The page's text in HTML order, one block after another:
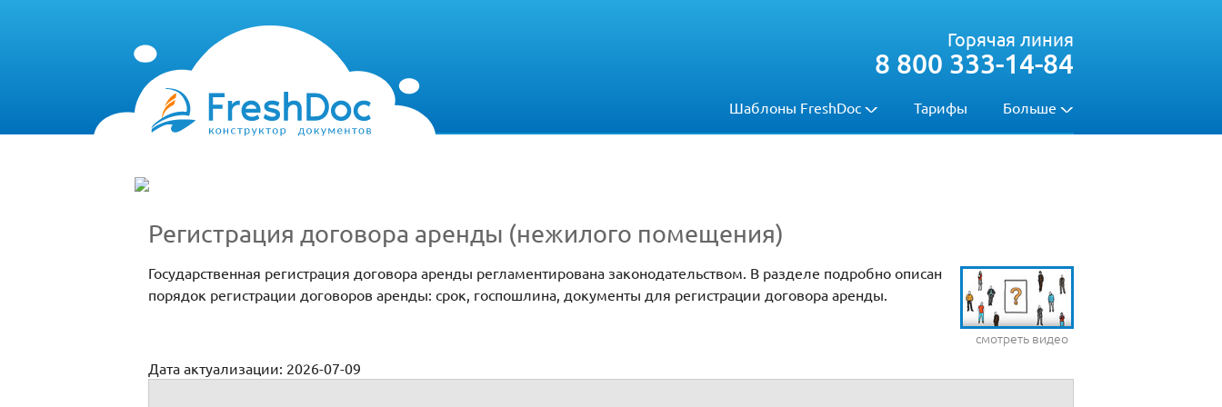
Шаблоны FreshDoc Тарифы Больше
Горячая линия
8 800 333-14-84
Регистрация договора аренды (нежилого помещения)
смотреть видео
Государственная регистрация договора аренды регламентирована законодательством. В разделе подробно описан
порядок регистрации договоров аренды: срок, госпошлина, документы для регистрации договора аренды.
Дата актуализации: 2026-07-09